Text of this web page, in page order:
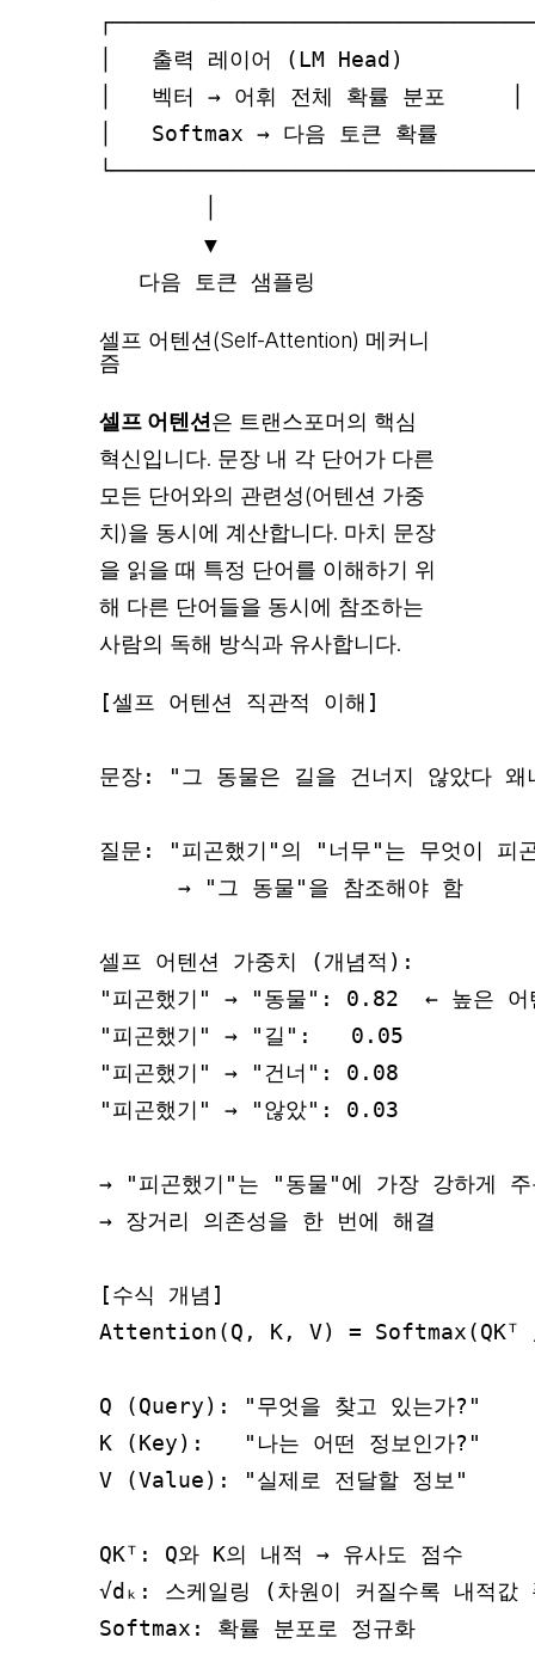
│   출력 레이어 (LM Head)
│   벡터 → 어휘 전체 확률 분포     │
│   Softmax → 다음 토큰 확률
        ▼
셀프 어텐션(Self-Attention) 메커니
즘
셀프 어텐션 은 트랜스포머의 핵심
혁신입니다. 문장 내 각 단어가 다른
모든 단어와의 관련성(어텐션 가중
치)을 동시에 계산합니다. 마치 문장
을 읽을 때 특정 단어를 이해하기 위
해 다른 단어들을 동시에 참조하는
사람의 독해 방식과 유사합니다.
[셀프 어텐션 직관적 이해]
문장: "그 동물은 길을 건너지 않았다 왜
질문: "피곤했기"의 "너무"는 무엇이 피
      → "그 동물"을 참조해야 함
셀프 어텐션 가중치 (개념적):
"피곤했기" → "동물": 0.82  ← 높은 어
"피곤했기" → "길":   0.05
"피곤했기" → "건너": 0.08
"피곤했기" → "않았": 0.03
→ "피곤했기"는 "동물"에 가장 강하게 주
→ 장거리 의존성을 한 번에 해결
[수식 개념]
Attention(Q, K, V) =
Q (Query): "무엇을 찾고 있는가?"
K (Key):   "나는 어떤 정보인가?"
V (Value): "실제로 전달할 정보"
QKᵀ: Q와 K의 내적 → 유사도 점수
√dₖ: 스케일링 (차원이 커질수록 내적값
Softmax: 확률 분포로 정규화